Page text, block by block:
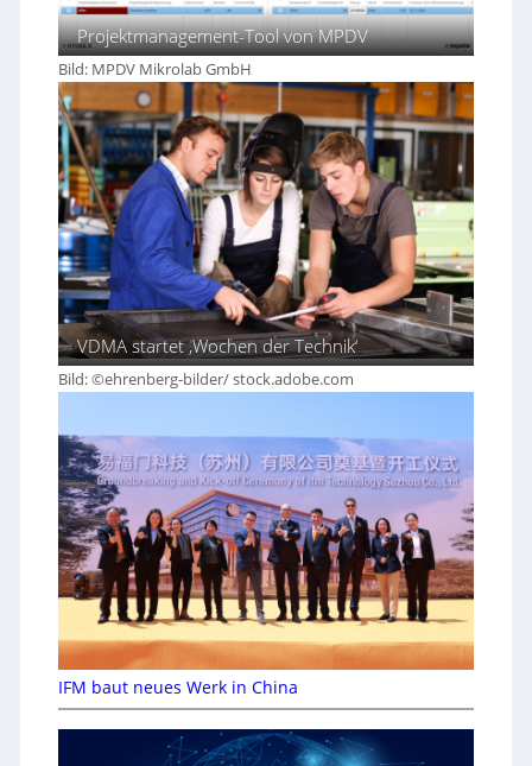
Projektmanagement-Tool von MPDV
Bild: MPDV Mikrolab GmbH
VDMA startet ‚Wochen der Technik‘
Bild: ©ehrenberg-bilder/ stock.adobe.com
IFM baut neues Werk in China